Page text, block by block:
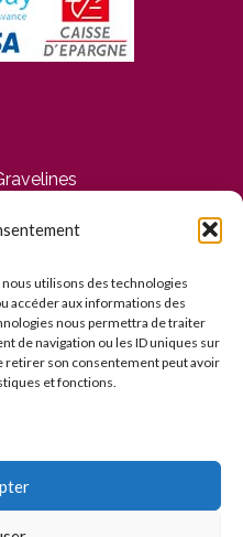
utilisons des technologies
accéder aux informations des
nous permettra de traiter
de navigation ou les ID uniques sur
retirer son consentement peut avoir
et fonctions.
à 12h30 et de 14h30 à
POUR LA SANTÉ — À
— INTERDICTION DE
MOINS DE 18 ANS